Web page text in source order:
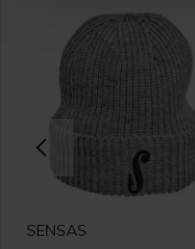
SENSAS